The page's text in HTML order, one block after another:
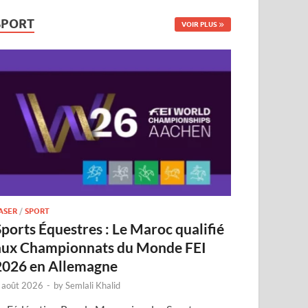
VOIR PLUS
/SPORT
Équestres : Le Maroc qualifié
Championnats du Monde FEI
en Allemagne
2026 - bySemlali Khalid